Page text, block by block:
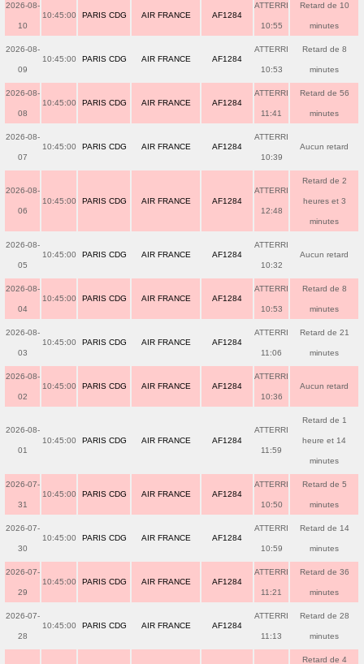
2026-08-
10
10:45:00 PARIS CDG AIR FRANCE AF1284
ATTERRI
10:55
Retard de 10
minutes
2026-08-
09
10:45:00 PARIS CDG AIR FRANCE AF1284
ATTERRI
10:53
Retard de 8
minutes
2026-08-
08
10:45:00 PARIS CDG AIR FRANCE AF1284
ATTERRI
11:41
Retard de 56
minutes
2026-08-
07
10:45:00 PARIS CDG AIR FRANCE AF1284
ATTERRI
10:39
Aucun retard
2026-08-
06
10:45:00 PARIS CDG AIR FRANCE AF1284
ATTERRI
12:48
Retard de 2
heures et 3
minutes
2026-08-
05
10:45:00 PARIS CDG AIR FRANCE AF1284
ATTERRI
10:32
Aucun retard
2026-08-
04
10:45:00 PARIS CDG AIR FRANCE AF1284
ATTERRI
10:53
Retard de 8
minutes
2026-08-
03
10:45:00 PARIS CDG AIR FRANCE AF1284
ATTERRI
11:06
Retard de 21
minutes
2026-08-
02
10:45:00 PARIS CDG AIR FRANCE AF1284
ATTERRI
10:36
Aucun retard
2026-08-
01
10:45:00 PARIS CDG AIR FRANCE AF1284
ATTERRI
11:59
Retard de 1
heure et 14
minutes
2026-07-
31
10:45:00 PARIS CDG AIR FRANCE AF1284
ATTERRI
10:50
Retard de 5
minutes
2026-07-
30
10:45:00 PARIS CDG AIR FRANCE AF1284
ATTERRI
10:59
Retard de 14
minutes
2026-07-
29
10:45:00 PARIS CDG AIR FRANCE AF1284
ATTERRI
11:21
Retard de 36
minutes
2026-07-
28
10:45:00 PARIS CDG AIR FRANCE AF1284
ATTERRI
11:13
Retard de 28
minutes
Retard de 4